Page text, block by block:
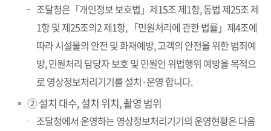
조달청은「개인정보 보호법」제15조 제1항, 동법 제25조 제
1항 및 제25조의2 제1항, 「민원처리에 관한 법률」제4조에
따라 시설물의 안전 및 화재예방, 고객의 안전을 위한 범죄예
방, 민원처리 담당자 보호 및 민원인 위법행위 예방을 목적으
로 영상정보처리기기를 설치·운영 합니다.
② 설치 대수, 설치 위치, 촬영 범위
조달청에서 운영하는 영상정보처리기기의 운영현황은 다음